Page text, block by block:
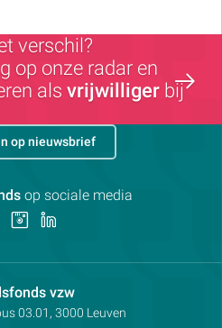
verschil?
op onze radar en
als vrijwilliger bij
vzwContactpersoon:
03.01, 3000 Leuven
op nieuwsbrief
op sociale media
Volg Volg